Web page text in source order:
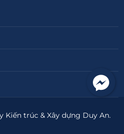
Kiến trúc & Xây dựng Duy An.